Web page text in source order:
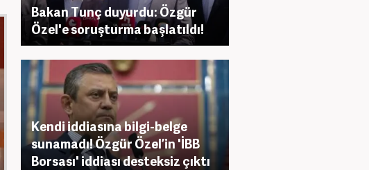
Bakan Tunç duyurdu: Özgür
Özel'e soruşturma başlatıldı!
Kendi iddiasına bilgi-belge
sunamadı! Özgür Özel’in 'İBB
Borsası' iddiası desteksiz çıktı